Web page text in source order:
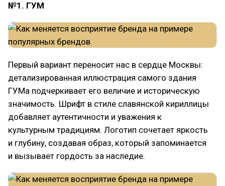
№1. ГУМ
Первый вариант переносит нас в сердце Москвы:
детализированная иллюстрация самого здания
ГУМа подчеркивает его величие и историческую
значимость. Шрифт в стиле славянской кириллицы
добавляет аутентичности и уважения к
культурным традициям. Логотип сочетает яркость
и глубину, создавая образ, который запоминается
и вызывает гордость за наследие.